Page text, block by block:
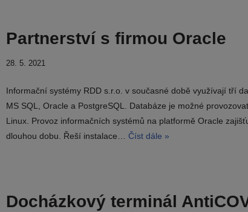
Partnerství s firmou Oracle
28. 5. 2021
Informační systémy RDD s.r.o. v současné době využívají tří
MS SQL, Oracle a PostgreSQL. Databáze je možné
Linux. Provoz informačních systémů na platformě Oracle
dlouhou dobu. Řeší instalace… Číst dále »
Docházkový terminál